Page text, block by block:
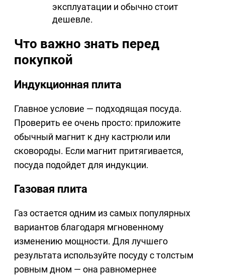
эксплуатации и обычно стоит
дешевле.
Что важно знать перед
покупкой
Индукционная плита
Главное условие — подходящая посуда.
Проверить ее очень просто: приложите
обычный магнит к дну кастрюли или
сковороды. Если магнит притягивается,
посуда подойдет для индукции.
Газовая плита
Газ остается одним из самых популярных
вариантов благодаря мгновенному
изменению мощности. Для лучшего
результата используйте посуду с толстым
ровным дном — она равномернее